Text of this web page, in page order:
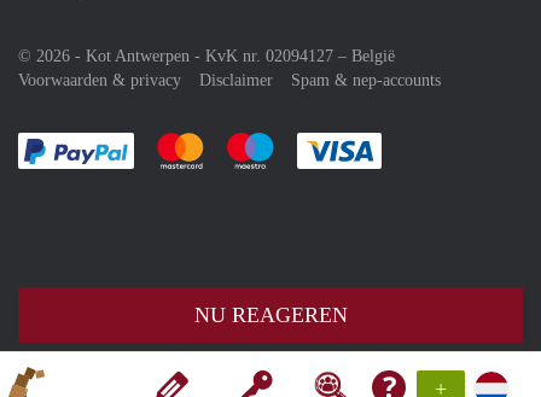
+
NU REAGEREN
© 2026 - Kot Antwerpen - KvK nr. 02094127 – België
Voorwaarden & privacy
Disclaimer Spam & nep-accounts
Je rekent gemakkelijk af met Paypal
Je rekent gemakkelijk af met Mastercard
Je rekent gemakkelijk af met Meastro